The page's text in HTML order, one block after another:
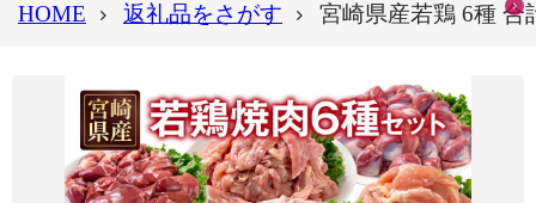
HOME 返礼品をさがす 宮崎県産若鶏 6種 合